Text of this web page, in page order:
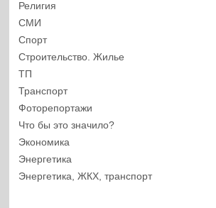
Религия
СМИ
Спорт
Строительство. Жилье
ТП
Транспорт
Фоторепортажи
Что бы это значило?
Экономика
Энергетика
Энергетика, ЖКХ, транспорт